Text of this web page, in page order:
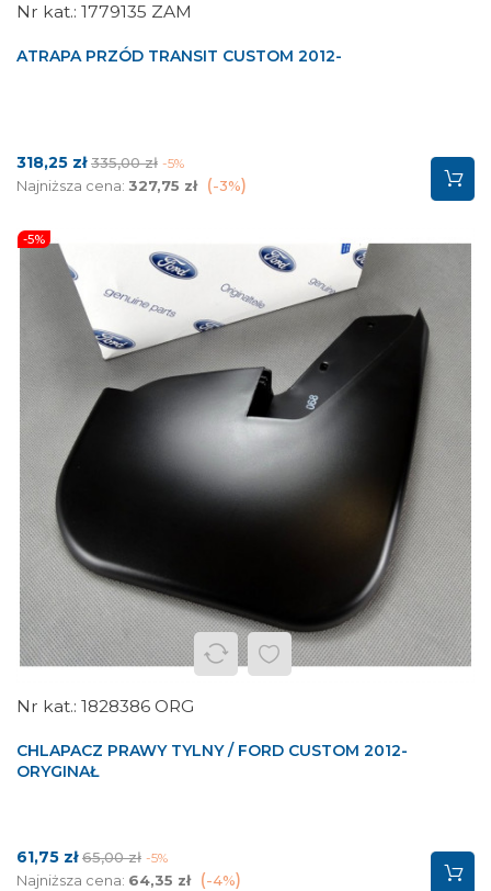
1779135 ZAM
ATRAPA PRZÓD TRANSIT CUSTOM 2012-
Cena
318,25 zł Cena
podstawowa
335,00 zł -5%
Najniższa cena: 327,75 zł -3%
-5%
1828386 ORG
CHLAPACZ PRAWY TYLNY / FORD CUSTOM 2012-
ORYGINAŁ
Cena
61,75 zł Cena
podstawowa
65,00 zł -5%
Najniższa cena: 64,35 zł -4%